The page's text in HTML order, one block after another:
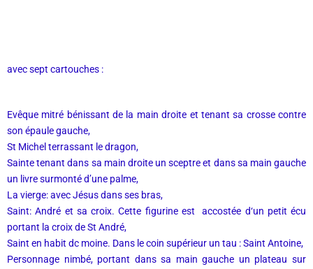
avec sept cartouches :
Evêque mitré bénissant de la main droite et tenant sa crosse contre
son épaule gauche,
St Michel terrassant le dragon,
Sainte tenant dans sa main droite un sceptre et dans sa main gauche
un livre surmonté d’une palme,
La vierge: avec Jésus dans ses bras,
Saint: André et sa croix. Cette figurine est accostée d‘un petit écu
portant la croix de St André,
Saint en habit dc moine. Dans le coin supérieur un tau : Saint Antoine,
Personnage nimbé, portant dans sa main gauche un plateau sur